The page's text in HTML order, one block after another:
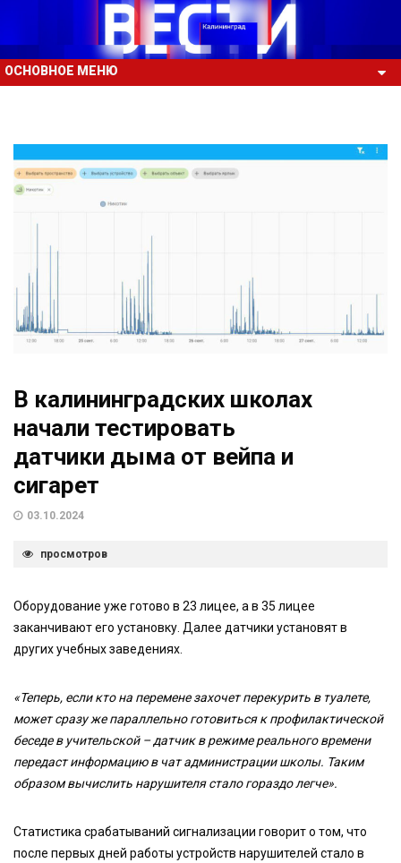
ОСНОВНОЕ МЕНЮ
В калининградских школах
начали тестировать
датчики дыма от вейпа и
сигарет
03.10.2024
просмотров
Оборудование уже готово в 23 лицее, а в 35 лицее
заканчивают его установку. Далее датчики установят в
других учебных заведениях.
«Теперь, если кто на перемене захочет перекурить в туалете,
может сразу же параллельно готовиться к профилактической
беседе в учительской – датчик в режиме реального времени
передаст информацию в чат администрации школы. Таким
образом вычислить нарушителя стало гораздо легче».
Статистика срабатываний сигнализации говорит о том, что
после первых дней работы устройств нарушителей стало в